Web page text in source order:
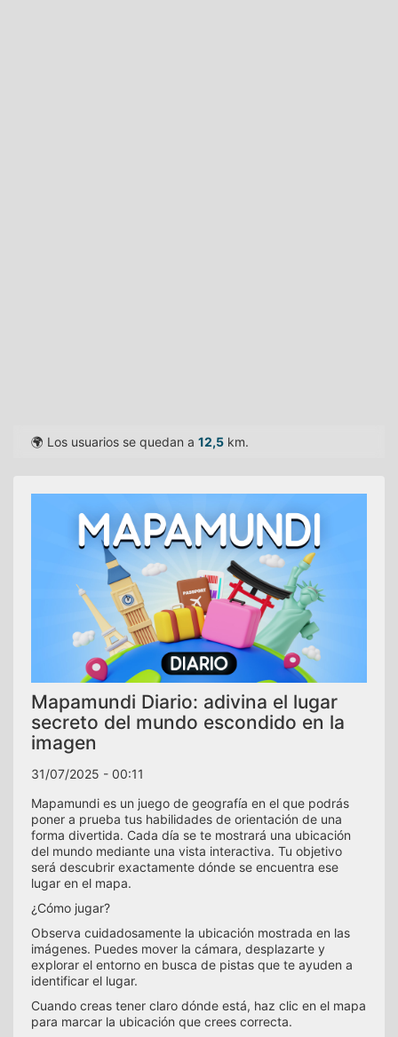
🌍 Los usuarios se quedan a 12,5 km.
Mapamundi Diario: adivina el lugar
secreto del mundo escondido en la
imagen
31/07/2025 - 00:11
Mapamundi es un juego de geografía en el que podrás
poner a prueba tus habilidades de orientación de una
forma divertida. Cada día se te mostrará una ubicación
del mundo mediante una vista interactiva. Tu objetivo
será descubrir exactamente dónde se encuentra ese
lugar en el mapa.
¿Cómo jugar?
Observa cuidadosamente la ubicación mostrada en las
imágenes. Puedes mover la cámara, desplazarte y
explorar el entorno en busca de pistas que te ayuden a
identificar el lugar.
Cuando creas tener claro dónde está, haz clic en el mapa
para marcar la ubicación que crees correcta.